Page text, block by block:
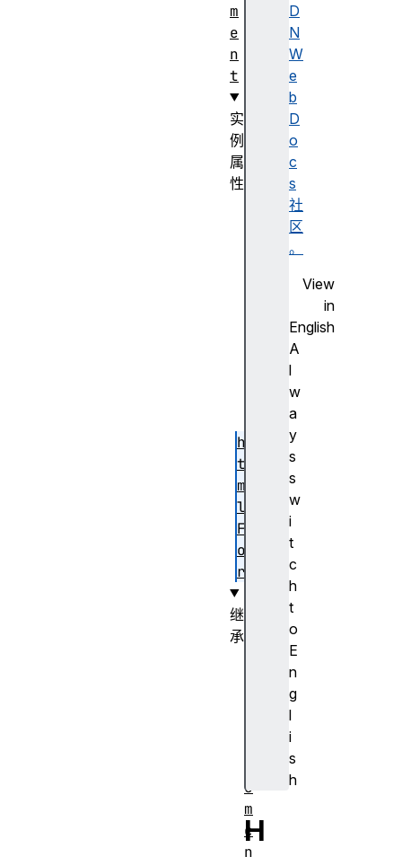
D
N
W
e
b
D
o
c
s
社
区
。
View
in
English
A
l
w
a
y
s
s
w
i
t
c
h
t
o
E
n
g
l
i
s
h
H
m
e
n
t
实
例
属
性
h
t
m
l
F
o
r
继
承
e
m
e
n